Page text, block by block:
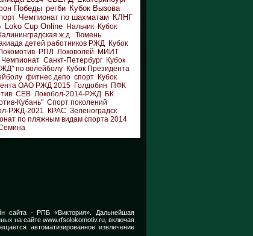
Победы регби Кубок Вызова
Чемпионат по шахматам КЛНГ
Loko Cup Online Нальчик Кубок
ж.д. Тюмень
детей работников РЖД Кубок
РПЛ Локоволей
МИИТ
Чемпионат Санкт-Петербург Кубок
по волейболу Кубок Президента
фитнес депо спорт Кубок
ОАО РЖД 2015 Голдобин
ПФК
СЕВ Локобол-2014-РЖД БК
Кубань" Спорт поколений
РЖД-2021
КРАС Зеленоградск
по пляжным видам спорта 2014
сайта - РПБ «Виктория».
Дальнейшая
на сайте www.rfsolokomotiv.ru, включая
автоматизированное извлечение